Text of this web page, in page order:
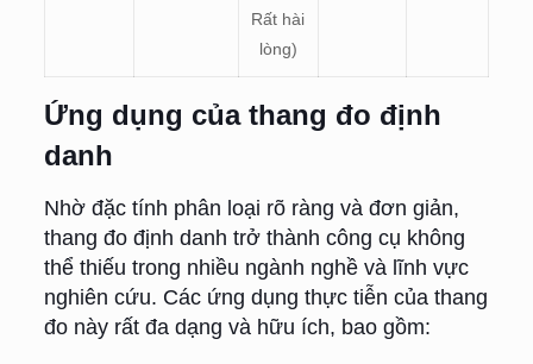
Rất hài
lòng)
Ứng dụng của thang đo định
danh
Nhờ đặc tính phân loại rõ ràng và đơn giản,
thang đo định danh trở thành công cụ không
thể thiếu trong nhiều ngành nghề và lĩnh vực
nghiên cứu. Các ứng dụng thực tiễn của thang
đo này rất đa dạng và hữu ích, bao gồm: